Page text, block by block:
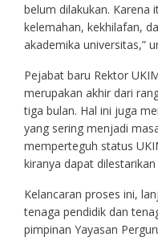
belum dilakukan. Karena
kelemahan, kekhilafan,
akademika universitas,”
Pejabat baru Rektor
merupakan akhir dari
tiga bulan. Hal ini juga
yang sering menjadi
memperteguh status
kiranya dapat
Kelancaran proses ini,
tenaga pendidik dan
pimpinan Yayasan